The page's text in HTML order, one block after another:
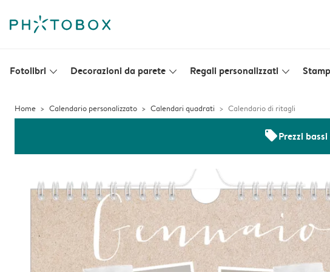
Fotolibri slim_arrow_down Decorazioni da parete slim_arrow_down Regali personalizzati slim_arrow_down
Home Calendario personalizzato Calendari quadrati Calendario di ritagli
offersPrezzi